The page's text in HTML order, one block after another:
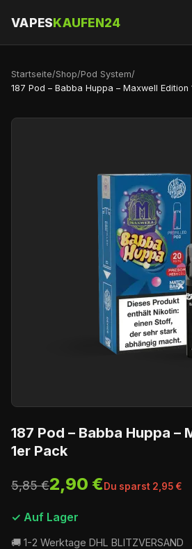
VAPESKAUFEN24
Startseite/Shop/Pod System/
187 Pod – Babba Huppa –
1er Pack
5,85 €2,90 €Du sparst 2,95 €
✓ Auf Lager
🚚 1-2 Werktage DHL BLITZVERSAND